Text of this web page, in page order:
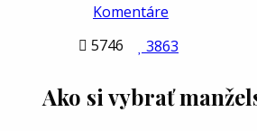
Komentáre
 5746 3863
Ako si vybrať